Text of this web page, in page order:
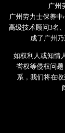
广州
广州劳力士保养
高级技术顾问3名
成了广州
如权利人或知情
誉权等侵权问题
系，我们将在